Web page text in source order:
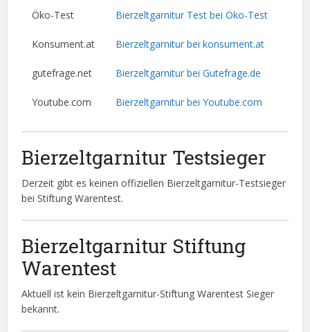
Öko-Test Bierzeltgarnitur Test bei Öko-Test
Konsument.at Bierzeltgarnitur bei konsument.at
gutefrage.net Bierzeltgarnitur bei Gutefrage.de
Youtube.com Bierzeltgarnitur bei Youtube.com
Bierzeltgarnitur Testsieger
Derzeit gibt es keinen offiziellen Bierzeltgarnitur-Testsieger
bei Stiftung Warentest.
Bierzeltgarnitur Stiftung
Warentest
Aktuell ist kein Bierzeltgarnitur-Stiftung Warentest Sieger
bekannt.